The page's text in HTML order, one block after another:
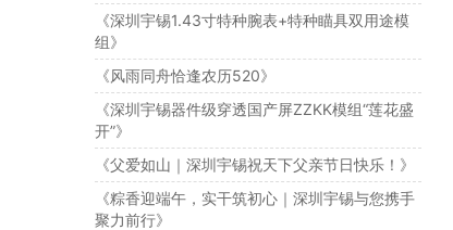
《深圳宇锡1.43寸特种腕表+特种瞄具双用途模
组》
《风雨同舟恰逢农历520》
《深圳宇锡器件级穿透国产屏ZZKK模组“莲花盛
开”》
《父爱如山｜深圳宇锡祝天下父亲节日快乐！》
《粽香迎端午，实干筑初心｜深圳宇锡与您携手
聚力前行》